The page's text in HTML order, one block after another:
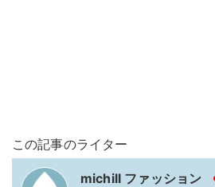
この記事のライター
michill ファッション